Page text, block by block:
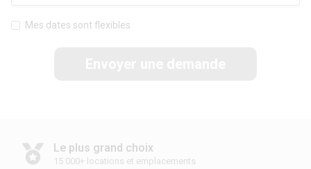
Mes dates sont flexibles
Le plus grand choix
15 000+ locations et emplacements